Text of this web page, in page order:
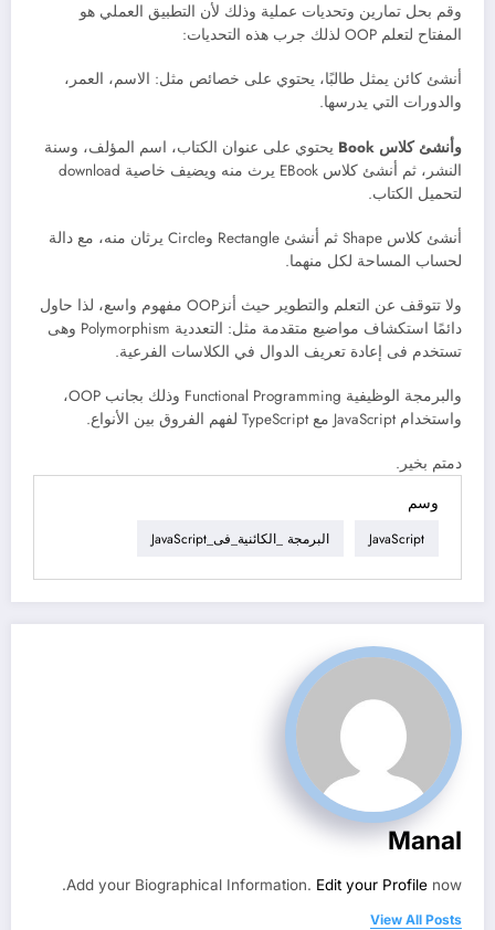
وقم بحل تمارين وتحديات عملية وذلك لأن التطبيق العملي هو
المفتاح لتعلم OOP لذلك جرب هذه التحديات:
أنشئ كائن يمثل طالبًا، يحتوي على خصائص مثل: الاسم، العمر،
والدورات التي يدرسها.
وأنشئ كلاس Book
يحتوي على عنوان الكتاب، اسم المؤلف، وسنة
النشر، ثم أنشئ كلاس EBook يرث منه ويضيف خاصية download
لتحميل الكتاب.
أنشئ كلاس Shape ثم أنشئ Rectangle وCircle يرثان منه، مع دالة
لحساب المساحة لكل منهما.
ولا تتوقف عن التعلم والتطوير حيث أنزOOP مفهوم واسع، لذا حاول
دائمًا استكشاف مواضيع متقدمة مثل: التعددية Polymorphism وهى
تستخدم فى إعادة تعريف الدوال في الكلاسات الفرعية.
والبرمجة الوظيفية Functional Programming وذلك بجانب OOP،
واستخدام JavaScript مع TypeScript لفهم الفروق بين الأنواع.
دمتم بخير.
وسم
JavaScript البرمجة _الكائنية_فى_JavaScript
Manal
Add your Biographical Information. Edit your Profile now.
View All Posts